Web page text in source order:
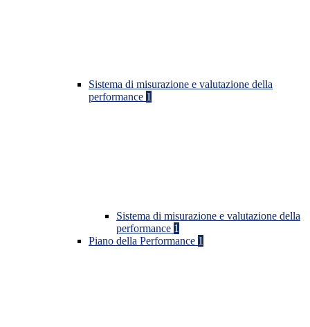
Sistema di misurazione e valutazione della
performance 1
Sistema di misurazione e valutazione della
performance 1
Piano della Performance 1